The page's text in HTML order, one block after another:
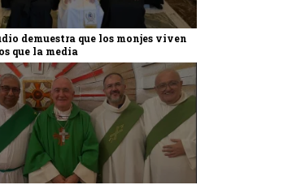
demuestra que los monjes viven
que la media